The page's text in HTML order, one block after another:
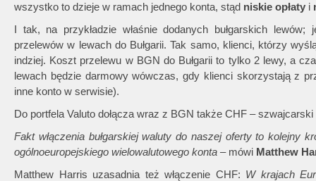
wszystko to dzieje w ramach jednego konta, stąd niskie opłaty i
I tak, na przykładzie właśnie dodanych bułgarskich
przelewów w lewach do Bułgarii. Tak samo, klienci, którzy
indziej. Koszt przelewu w BGN do Bułgarii to tylko 2 lewy, a
lewach będzie darmowy wówczas, gdy klienci skorzystają z
inne konto w serwisie).
Do portfela Valuto dołącza wraz z BGN także CHF – szwajcarski
Fakt włączenia bułgarskiej waluty do naszej oferty to kolejny
ogólnoeuropejskiego wielowalutowego konta – mówi Matthew
Matthew Harris uzasadnia też włączenie CHF: W krajach